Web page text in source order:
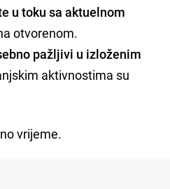
u toku sa aktuelnom
otvorenom.
pažljivi u izloženim
aktivnostima su
vrijeme.